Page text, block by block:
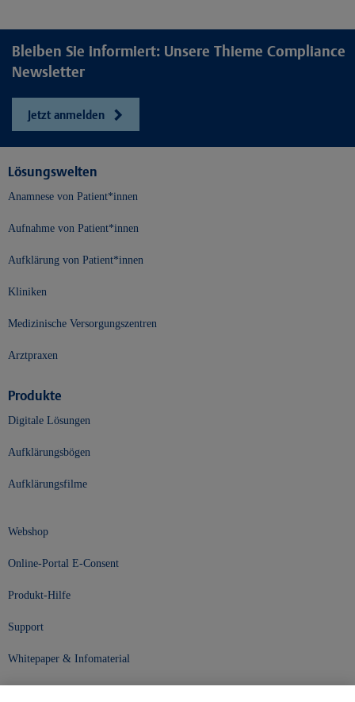
Bleiben Sie informiert: Unsere Thieme Compliance
Newsletter
Jetzt anmelden
Lösungswelten
Anamnese von Patient*innen
Aufnahme von Patient*innen
Aufklärung von Patient*innen
Kliniken
Medizinische Versorgungszentren
Arztpraxen
Produkte
Digitale Lösungen
Aufklärungsbögen
Aufklärungsfilme
Webshop
Online-Portal E-Consent
Produkt-Hilfe
Support
Whitepaper & Infomaterial